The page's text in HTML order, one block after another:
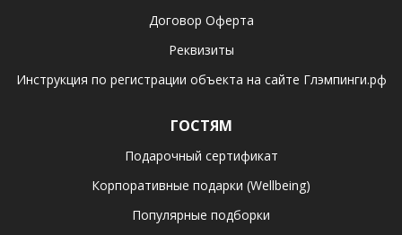
Договор Оферта
Реквизиты
Инструкция по регистрации объекта на сайте Глэмпинги.рф
ГОСТЯМ
Подарочный сертификат
Корпоративные подарки (Wellbeing)
Популярные подборки